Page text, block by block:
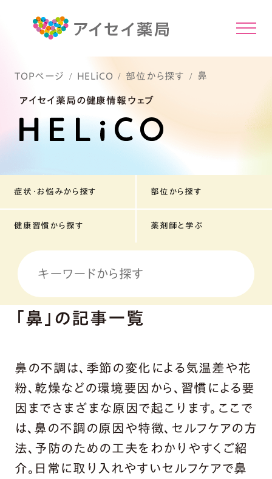
TOPページ HELiCO 部位から探す 鼻
アイセイ薬局の健康情報ウェブ
症状・お悩みから探す 部位から探す
健康習慣から探す 薬剤師と学ぶ
「鼻」の記事一覧
鼻の不調は、季節の変化による気温差や花
粉、乾燥などの環境要因から、習慣による要
因までさまざまな原因で起こります。ここで
は、鼻の不調の原因や特徴、セルフケアの方
法、予防のための工夫をわかりやすくご紹
介。日常に取り入れやすいセルフケアで鼻